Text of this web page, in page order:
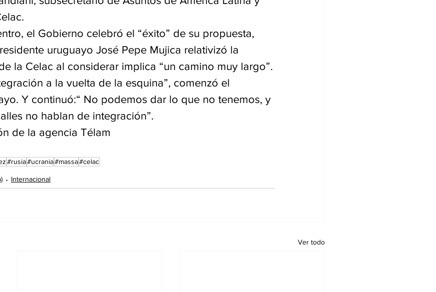
el Gobierno celebró el “éxito” de su propuesta,
uruguayo José Pepe Mujica relativizó la
la Celac al considerar implica “un camino muy largo”.
a la vuelta de la esquina”, comenzó el
Y continuó:“ No podemos dar lo que no tenemos, y
no hablan de integración”.
de la agencia Télam
#rusia#ucrania#massa#celac
Internacional
Ver todo